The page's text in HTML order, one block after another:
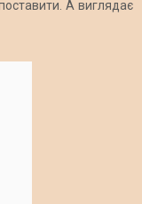
А виглядає